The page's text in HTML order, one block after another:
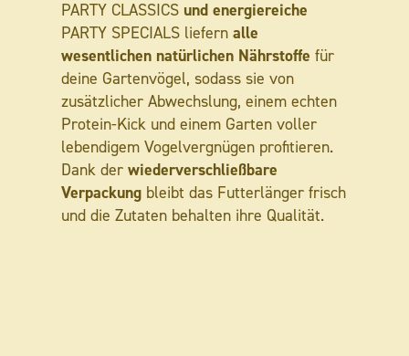
PARTY CLASSICS und energiereiche
PARTY SPECIALS liefern alle
wesentlichen natürlichen Nährstoffe für
deine Gartenvögel, sodass sie von
zusätzlicher Abwechslung, einem echten
Protein-Kick und einem Garten voller
lebendigem Vogelvergnügen profitieren.
Dank der wiederverschließbare
Verpackungbleibt das Futterlänger frisch
und die Zutaten behalten ihre Qualität.